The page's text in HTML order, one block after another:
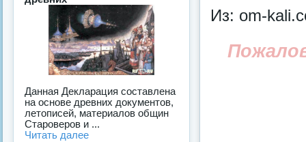
Из: om-
Данная Декларация составлена
на основе древних документов,
летописей, материалов общин
Староверов и ...
Читать далее